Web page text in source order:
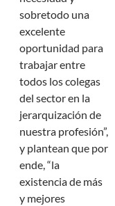
sobretodo una
excelente
oportunidad para
trabajar entre
todos los colegas
del sector en la
jerarquización de
nuestra profesión”,
y plantean que por
ende, “la
existencia de más
y mejores